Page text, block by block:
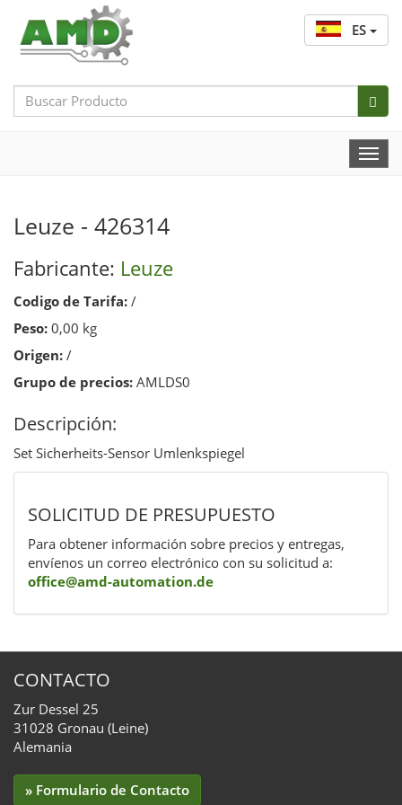
ES
Search
Bar
Leuze - 426314
Fabricante: Leuze
Codigo de Tarifa: /
Peso: 0,00 kg
Origen: /
Grupo de precios: AMLDS0
Descripción:
Set Sicherheits-Sensor Umlenkspiegel
SOLICITUD DE PRESUPUESTO
Para obtener información sobre precios y entregas,
envíenos un correo electrónico con su solicitud a:
office@amd-automation.de
CONTACTO
Zur Dessel 25
31028 Gronau (Leine)
Alemania
» Formulario de Contacto